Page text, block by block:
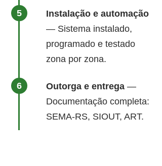
Instalação e automação
— Sistema instalado,
programado e testado
zona por zona.
Outorga e entrega —
Documentação completa:
SEMA-RS, SIOUT, ART.